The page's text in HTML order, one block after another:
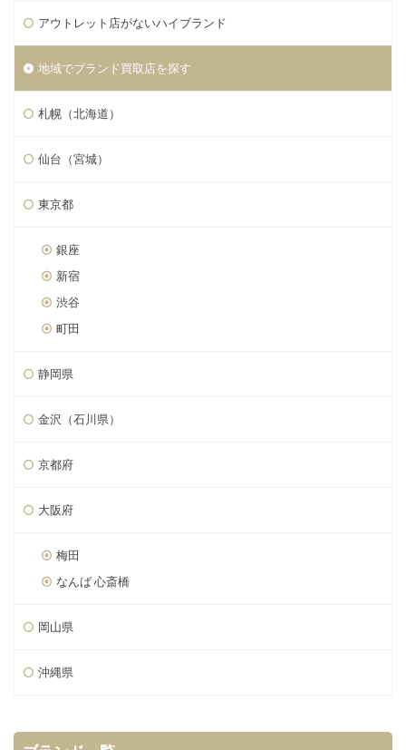
アウトレット店がないハイブランド
地域でブランド買取店を探す
札幌（北海道）
仙台（宮城）
東京都
銀座
新宿
渋谷
町田
静岡県
金沢（石川県）
京都府
大阪府
梅田
なんば 心斎橋
岡山県
沖縄県